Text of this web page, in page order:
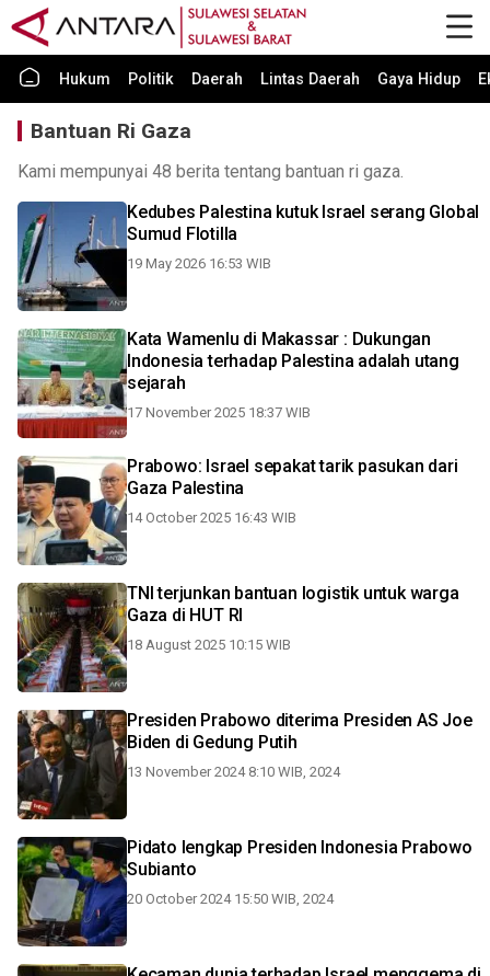
Hukum Politik Daerah Lintas Daerah Gaya Hidup
Bantuan Ri Gaza
Kami mempunyai 48 berita tentang bantuan ri gaza.
Kedubes Palestina kutuk Israel serang Global
Sumud Flotilla
19 May 2026 16:53 WIB
Kata Wamenlu di Makassar : Dukungan
Indonesia terhadap Palestina adalah utang
sejarah
17 November 2025 18:37 WIB
Prabowo: Israel sepakat tarik pasukan dari
Gaza Palestina
14 October 2025 16:43 WIB
TNI terjunkan bantuan logistik untuk warga
Gaza di HUT RI
18 August 2025 10:15 WIB
Presiden Prabowo diterima Presiden AS Joe
Biden di Gedung Putih
13 November 2024 8:10 WIB, 2024
Pidato lengkap Presiden Indonesia Prabowo
Subianto
20 October 2024 15:50 WIB, 2024